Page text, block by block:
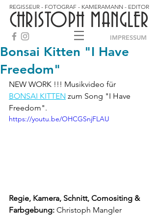
REGISSEUR - FOTOGRAF - KAMERAMANN - EDITOR
CHRISTOPH MANGLER
IMPRESSUM
Bonsai Kitten "I Have
Freedom"
NEW WORK !!! Musikvideo für
BONSAI KITTEN zum Song "I Have
Freedom".
https://youtu.be/OHCGSnjFLAU
Regie, Kamera, Schnitt, Comositing &
Farbgebung: Christoph Mangler